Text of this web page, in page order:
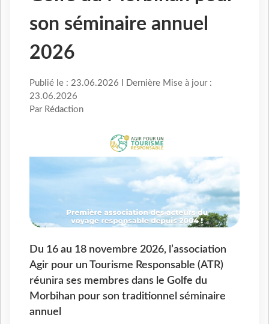
son séminaire annuel
2026
Publié le : 23.06.2026 I Dernière Mise à jour :
23.06.2026
Par Rédaction
Du 16 au 18 novembre 2026, l’association
Agir pour un Tourisme Responsable (ATR)
réunira ses membres dans le Golfe du
Morbihan pour son traditionnel séminaire
annuel